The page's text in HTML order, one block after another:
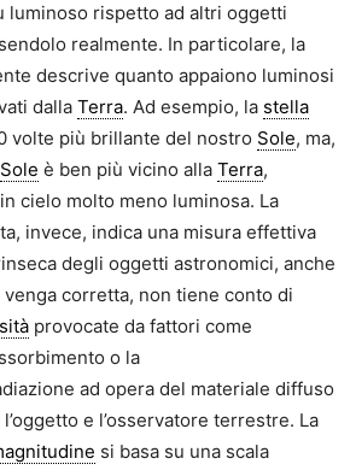
luminoso rispetto ad altri oggetti
realmente. In particolare, la
descrive quanto appaiono luminosi
dalla Terra. Ad esempio, la stella
volte più brillante del nostro Sole, ma,
Sole è ben più vicino alla Terra,
cielo molto meno luminosa. La
invece, indica una misura effettiva
degli oggetti astronomici, anche
venga corretta, non tiene conto di
provocate da fattori come
o la
ad opera del materiale diffuso
e l’osservatore terrestre. La
si basa su una scala